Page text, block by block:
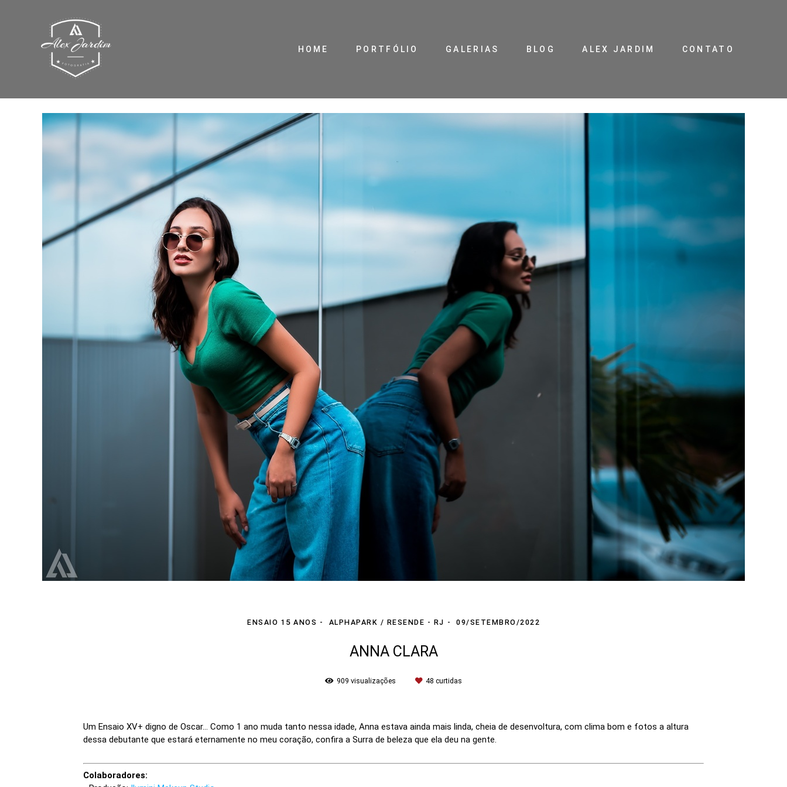
HOME PORTFÓLIO GALERIAS BLOG ALEX JARDIM CONTATO
ENSAIO 15 ANOS ALPHAPARK / RESENDE - RJ 09/SETEMBRO/2022
ANNA CLARA
909 visualizações 48 curtidas
Um Ensaio XV+ digno de Oscar... Como 1 ano muda tanto nessa idade, Anna estava ainda mais linda, cheia de desenvoltura, com clima bom e fotos a altura
dessa debutante que estará eternamente no meu coração, confira a Surra de beleza que ela deu na gente.
Colaboradores: